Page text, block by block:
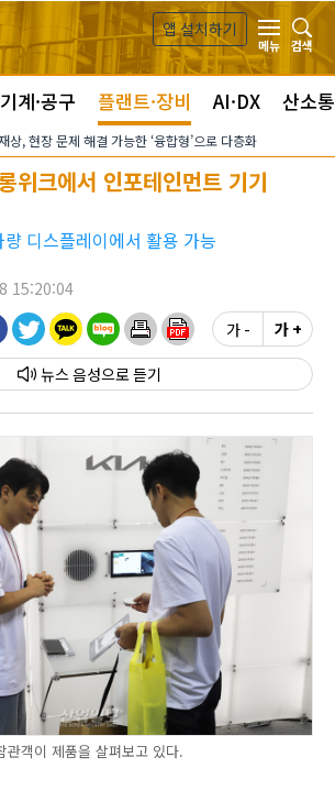
앱 설치하기
메뉴
검색
계·공구 플랜트·장비 AI·DX 산소통
상, 현장 문제 해결 가능한 ‘융합형’으로 다층화
위크에서 인포테인먼트 기기
디스플레이에서 활용 가능
15:20:04
뉴스 음성
가 - 가 +
관객이 제품을 살펴보고 있다.